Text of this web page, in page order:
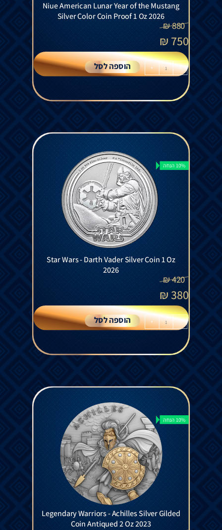
Niue American Lunar Year of the Mustang
Silver Color Coin Proof 1 Oz 2026
880
₪
750
₪
-
+ הוספה לסל
10% הנחה
Star Wars - Darth Vader Silver Coin 1 Oz
2026
420
₪
380
₪
-
+ הוספה לסל
10% הנחה
Legendary Warriors - Achilles Silver Gilded
Coin Antiqued 2 Oz 2023